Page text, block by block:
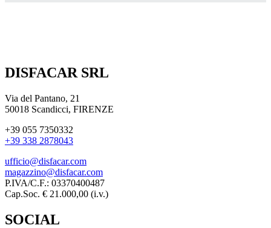
DISFACAR SRL
Via del Pantano, 21
50018 Scandicci, FIRENZE
+39 055 7350332
+39 338 2878043
ufficio@disfacar.com
magazzino@disfacar.com
P.IVA/C.F.: 03370400487
Cap.Soc. € 21.000,00 (i.v.)
SOCIAL